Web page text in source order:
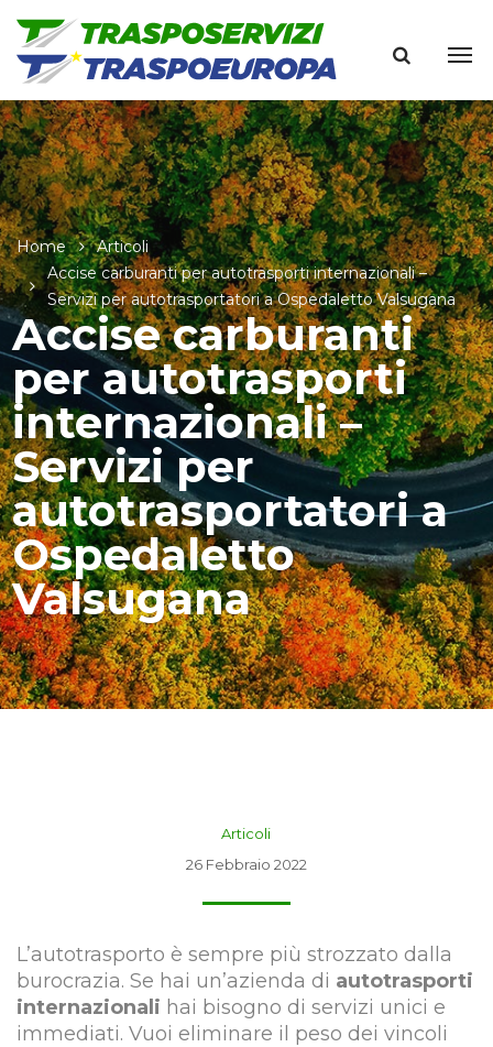
Home
Articoli
Accise carburanti per autotrasporti internazionali –
Servizi per autotrasportatori a Ospedaletto Valsugana
Accise carburanti
per autotrasporti
internazionali –
Servizi per
autotrasportatori a
Ospedaletto
Valsugana
Articoli
26 Febbraio 2022
L’autotrasporto è sempre più strozzato dalla
burocrazia. Se hai un’azienda di autotrasporti
internazionali hai bisogno di servizi unici e
immediati. Vuoi eliminare il peso dei vincoli